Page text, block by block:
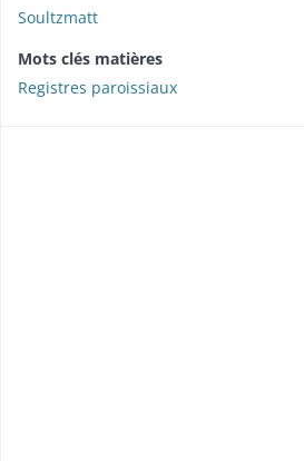
Soultzmatt
Mots clés matières
Registres paroissiaux